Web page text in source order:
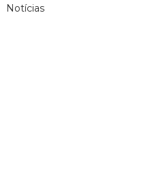
Notícias